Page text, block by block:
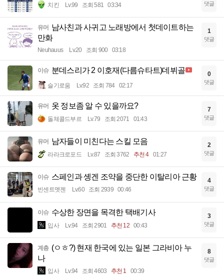
치킨 Lv.99 조회 581 03:34 댓글
유머 남사친과 사귀고 노래방에서 첫데이트하는
만화
Neuhauus Lv.20 조회 900 03:18
1
댓글
이슈 분데스리가 2 이호재(다름슈타트)데뷔골
슬기로움 Lv.92 조회 784 02:17
0
댓글
유머 옷 정보좀 알 수 있을까요?
돌체콜드부르 Lv.79 조회 2071 01:43
7
댓글
유머 남자들이 미친다는 스킬 모음
라라크로포드 Lv.87 조회 3762 추천 4 01:27
2
댓글
이슈 스페인과 솅겐 조약을 중단한 이탈리아 근황
빈센트멧젠 Lv.60 조회 2939 00:46
4
댓글
이슈 수상한 장면을 목격한 택배기사
입사 Lv.94 조회 2901 추천 12 00:43
3
댓글
계층 (ㅇㅎ?) 현재 한국에 있는 일본 그라비아 누
나
입사 Lv.94 조회 4603 추천 1 00:39
8
댓글